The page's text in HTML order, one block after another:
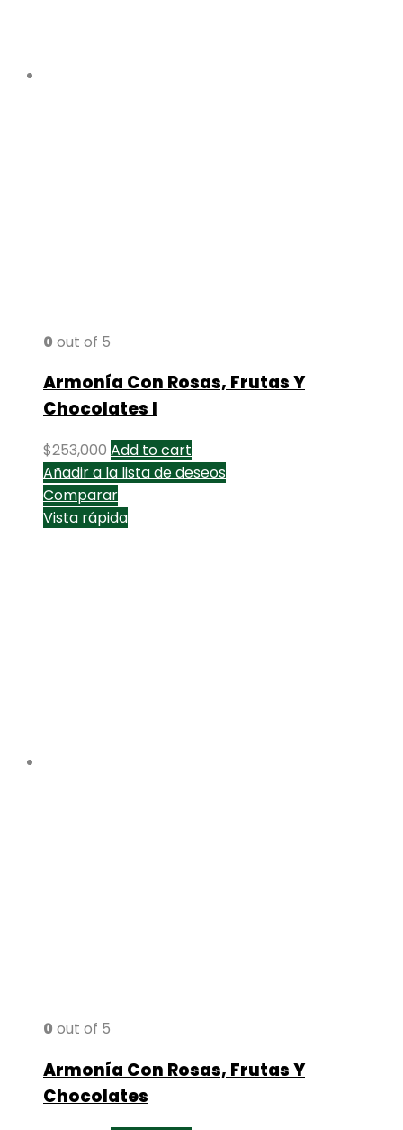
0 out of 5
Armonía Con Rosas, Frutas Y
Chocolates I
$253,000 Add to cart
Añadir a la lista de deseos
Comparar
Vista rápida
0 out of 5
Armonía Con Rosas, Frutas Y
Chocolates